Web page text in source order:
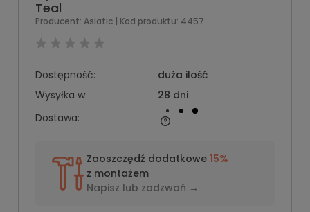
Teal
Producent: Asiatic | Kod produktu: 4457
Dostępność:
duża ilość
Wysyłka w:
28 dni
Dostawa:
Zaoszczędź dodatkowe 15%
z montażem
Napisz lub zadzwoń →